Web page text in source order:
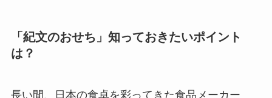
「紀文のおせち」知っておきたいポイント
は？
長い間、日本の食卓を彩ってきた食品メーカー